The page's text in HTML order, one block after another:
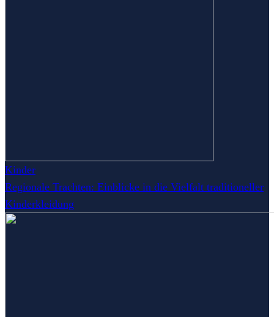
Kinder
Regionale Trachten: Einblicke in die Vielfalt traditioneller
Kinderkleidung